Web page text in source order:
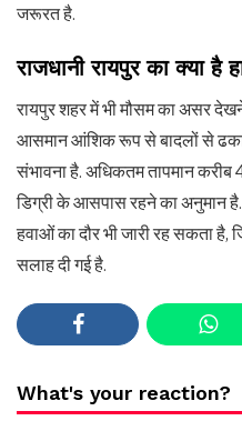
जरूरत है.
राजधानी रायपुर का क्या है
रायपुर शहर में भी मौसम का असर
आसमान आंशिक रूप से बादलों से ढका
संभावना है. अधिकतम तापमान करीब
डिग्री के आसपास रहने का अनुमान
हवाओं का दौर भी जारी रह सकता है,
सलाह दी गई है.
What's your reaction?